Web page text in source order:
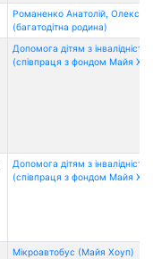
Романенко Анатолій,
(багатодітна родина)
Допомога дітям з інвалідністю
(співпраця з фондом Майя
Допомога дітям з інвалідністю
(співпраця з фондом Майя
Мікроавтобус (Майя Хоуп)